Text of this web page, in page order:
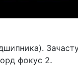
фокус 2.